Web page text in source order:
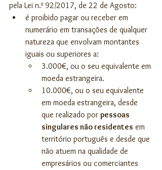
pela Lei n.º 92/2017, de 22 de Agosto:
é proibido pagar ou receber em
numerário em transações de qualquer
natureza que envolvam montantes
iguais ou superiores a:
3.000€, ou o seu equivalente em
moeda estrangeira.
10.000€, ou o seu equivalente
em moeda estrangeira, desde
que realizado por pessoas
singulares não residentes em
território português e desde que
não atuem na qualidade de
empresários ou comerciantes